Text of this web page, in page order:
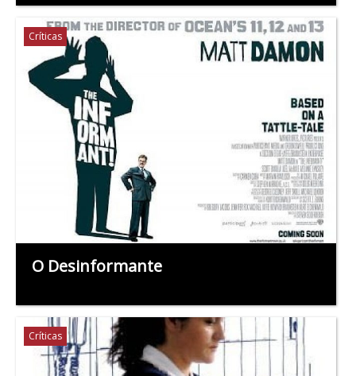
Críticas
O Desinformante
Críticas